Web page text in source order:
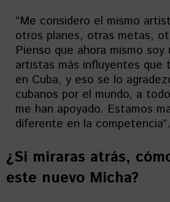
“Me considero el mismo
otros planes, otras metas,
Pienso que ahora mismo soy
artistas más influyentes que
en Cuba, y eso se lo
cubanos por el mundo, a
me han apoyado. Estamos
diferente en la competencia”.
¿Si miraras atrás,
este nuevo Micha?